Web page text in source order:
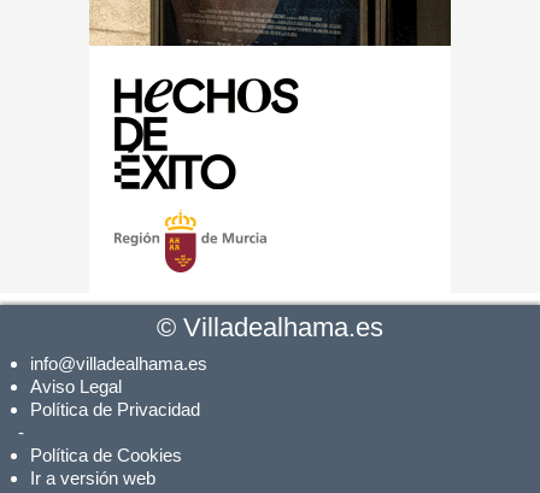
© Villadealhama.es
info@villadealhama.es
Aviso Legal
Política de Privacidad
-
Política de Cookies
Ir a versión web